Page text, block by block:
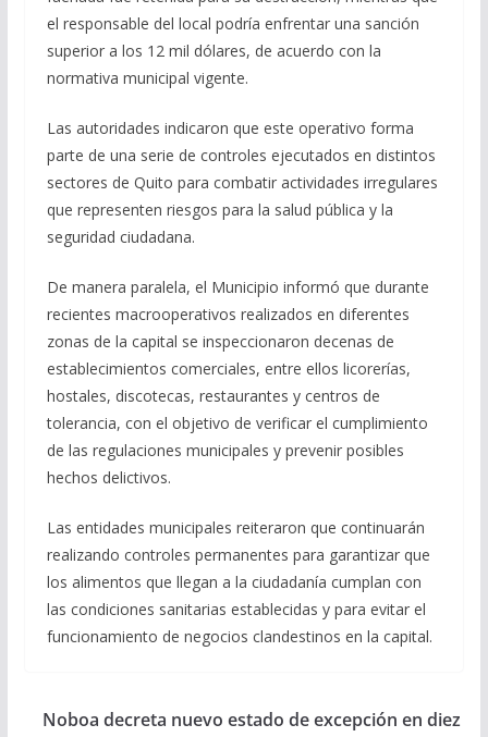
el responsable del local podría enfrentar una sanción
superior a los 12 mil dólares, de acuerdo con la
normativa municipal vigente.
Las autoridades indicaron que este operativo forma
parte de una serie de controles ejecutados en distintos
sectores de Quito para combatir actividades irregulares
que representen riesgos para la salud pública y la
seguridad ciudadana.
De manera paralela, el Municipio informó que durante
recientes macrooperativos realizados en diferentes
zonas de la capital se inspeccionaron decenas de
establecimientos comerciales, entre ellos licorerías,
hostales, discotecas, restaurantes y centros de
tolerancia, con el objetivo de verificar el cumplimiento
de las regulaciones municipales y prevenir posibles
hechos delictivos.
Las entidades municipales reiteraron que continuarán
realizando controles permanentes para garantizar que
los alimentos que llegan a la ciudadanía cumplan con
las condiciones sanitarias establecidas y para evitar el
funcionamiento de negocios clandestinos en la capital.
Noboa decreta nuevo estado de excepción en diez